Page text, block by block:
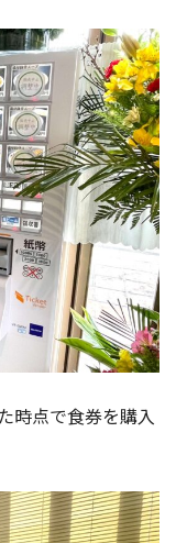
時点で食券を購入